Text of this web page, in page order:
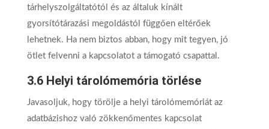
tárhelyszolgáltatótól és az általuk kínált
gyorsítótárazási megoldástól függően eltérőek
lehetnek. Ha nem biztos abban, hogy mit tegyen, jó
ötlet felvenni a kapcsolatot a támogató csapattal.
3.6 Helyi tárolómemória törlése
Javasoljuk, hogy törölje a helyi tárolómemóriát az
adatbázishoz való zökkenőmentes kapcsolat